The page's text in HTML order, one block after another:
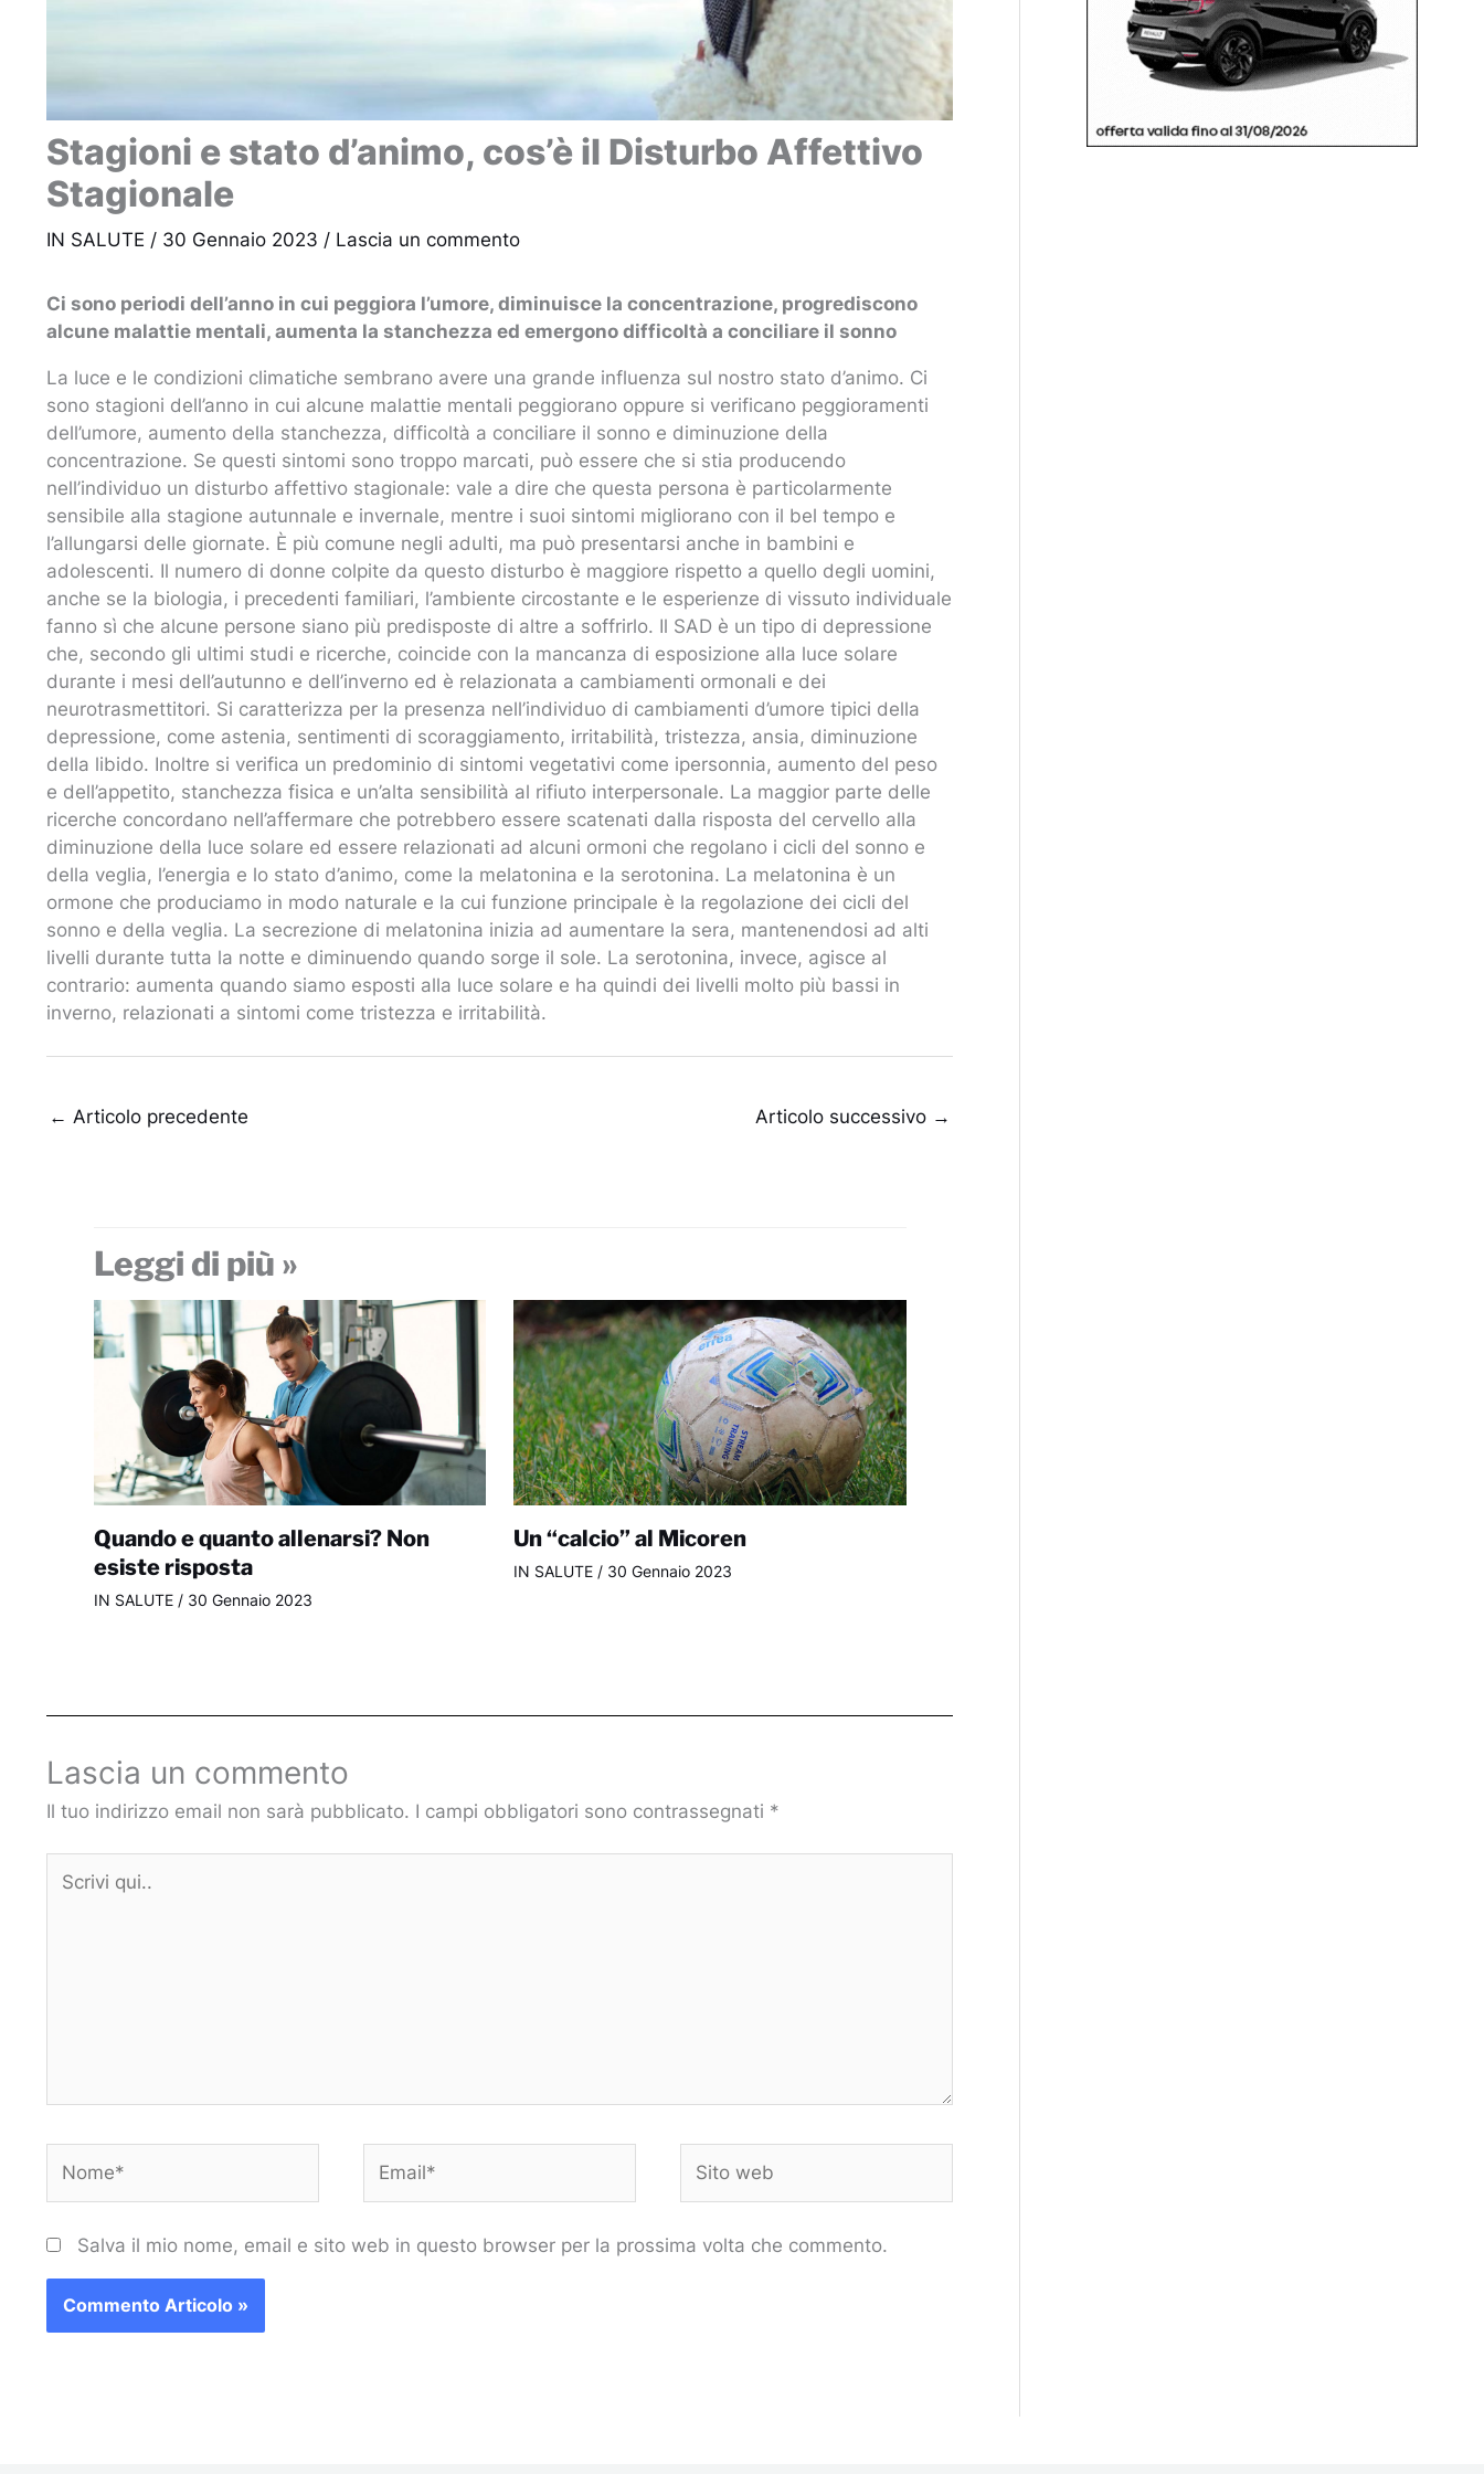
Stagioni e stato d’animo, cos’è il Disturbo Affettivo
Stagionale
IN SALUTE / 30 Gennaio 2023 / Lascia un commento
Ci sono periodi dell’anno in cui peggiora l’umore, diminuisce la concentrazione, progrediscono
alcune malattie mentali, aumenta la stanchezza ed emergono difficoltà a conciliare il sonno
La luce e le condizioni climatiche sembrano avere una grande influenza sul nostro stato d’animo. Ci
sono stagioni dell’anno in cui alcune malattie mentali peggiorano oppure si verificano peggioramenti
dell’umore, aumento della stanchezza, difficoltà a conciliare il sonno e diminuzione della
concentrazione. Se questi sintomi sono troppo marcati, può essere che si stia producendo
nell’individuo un disturbo affettivo stagionale: vale a dire che questa persona è particolarmente
sensibile alla stagione autunnale e invernale, mentre i suoi sintomi migliorano con il bel tempo e
l’allungarsi delle giornate. È più comune negli adulti, ma può presentarsi anche in bambini e
adolescenti. Il numero di donne colpite da questo disturbo è maggiore rispetto a quello degli uomini,
anche se la biologia, i precedenti familiari, l’ambiente circostante e le esperienze di vissuto individuale
fanno sì che alcune persone siano più predisposte di altre a soffrirlo. Il SAD è un tipo di depressione
che, secondo gli ultimi studi e ricerche, coincide con la mancanza di esposizione alla luce solare
durante i mesi dell’autunno e dell’inverno ed è relazionata a cambiamenti ormonali e dei
neurotrasmettitori. Si caratterizza per la presenza nell’individuo di cambiamenti d’umore tipici della
depressione, come astenia, sentimenti di scoraggiamento, irritabilità, tristezza, ansia, diminuzione
della libido. Inoltre si verifica un predominio di sintomi vegetativi come ipersonnia, aumento del peso
e dell’appetito, stanchezza fisica e un’alta sensibilità al rifiuto interpersonale. La maggior parte delle
ricerche concordano nell’affermare che potrebbero essere scatenati dalla risposta del cervello alla
diminuzione della luce solare ed essere relazionati ad alcuni ormoni che regolano i cicli del sonno e
della veglia, l’energia e lo stato d’animo, come la melatonina e la serotonina. La melatonina è un
ormone che produciamo in modo naturale e la cui funzione principale è la regolazione dei cicli del
sonno e della veglia. La secrezione di melatonina inizia ad aumentare la sera, mantenendosi ad alti
livelli durante tutta la notte e diminuendo quando sorge il sole. La serotonina, invece, agisce al
contrario: aumenta quando siamo esposti alla luce solare e ha quindi dei livelli molto più bassi in
inverno, relazionati a sintomi come tristezza e irritabilità.
← Articolo precedente Articolo successivo →
Leggi di più »
Quando e quanto allenarsi? Non
esiste risposta
IN SALUTE/ 30 Gennaio 2023
Un “calcio” al Micoren
IN SALUTE / 30 Gennaio 2023
Lascia un commento
Il tuo indirizzo email non sarà pubblicato. I campi obbligatori sono contrassegnati *
qui..
web
Salva il mio nome, email e sito web in questo browser per la prossima volta che commento.